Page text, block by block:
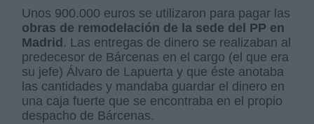
Unos 900.000 euros se utilizaron para pagar las
obras de remodelación de la sede del PP en
Madrid . Las entregas de dinero se realizaban al
predecesor de Bárcenas en el cargo (el que era
su jefe) Álvaro de Lapuerta y que éste anotaba
las cantidades y mandaba guardar el dinero en
una caja fuerte que se encontraba en el propio
despacho de Bárcenas.